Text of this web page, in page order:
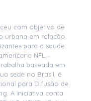
com objetivo de
urbana em relação
para a saúde
NFL –
baseada em
sede no Brasil, é
para Difusão de
A iniciativa conta